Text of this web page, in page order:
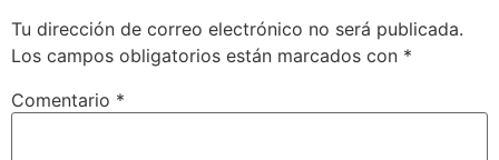
Tu dirección de correo electrónico no será publicada.
Los campos obligatorios están marcados con *
Comentario *